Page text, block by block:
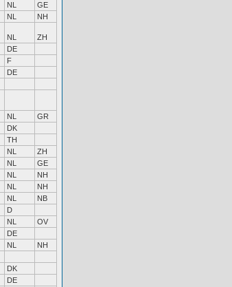
NL
GE
NL NH
NL
ZH
DE
F
DE
NL
GR
DK
TH
NL
ZH
NL
GE
NL
NH
NL
NH
NL
NB
D
NL
OV
DE
NL
NH
DK
DE